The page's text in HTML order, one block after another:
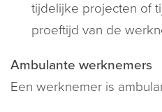
tijdelijke projecten of
proeftijd van de
Ambulante werknemers
Een werknemer is